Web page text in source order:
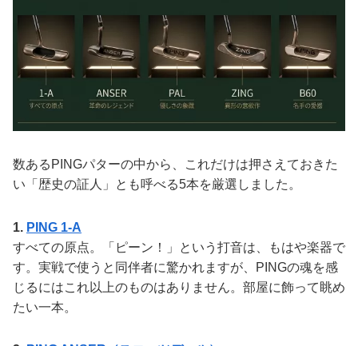
数あるPINGパターの中から、これだけは押さえておきた
い「歴史の証人」とも呼べる5本を厳選しました。
1. PING 1-A
すべての原点。「ピーン！」という打音は、もはや楽器で
す。実戦で使うと同伴者に驚かれますが、PINGの魂を感
じるにはこれ以上のものはありません。部屋に飾って眺め
たい一本。